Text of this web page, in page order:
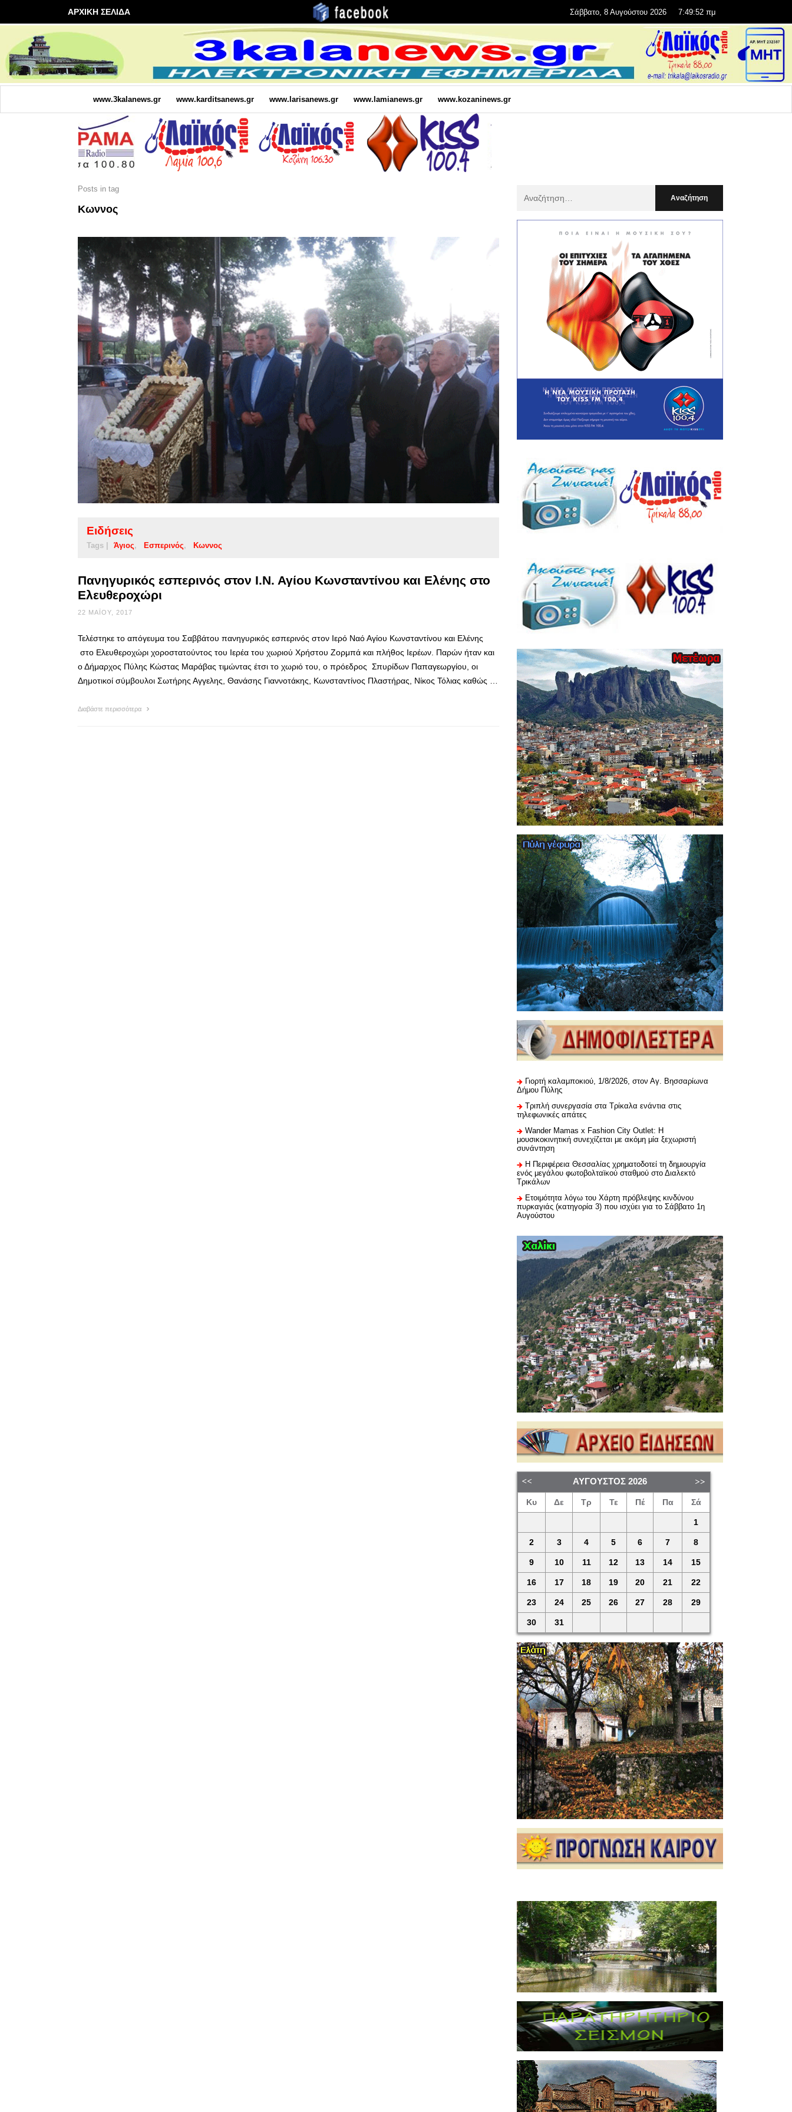
ΑΡΧΙΚΗ ΣΕΛΙΔΑ Σάββατο, 8 Αυγούστου 2026 7:49:53 πμ
www.3kalanews.gr www.karditsanews.gr www.larisanews.gr www.lamianews.gr www.kozaninews.gr
Posts in tag
Κωννος
Ειδήσεις
Tags | Άγιος Εσπερινός Κωννος
Πανηγυρικός εσπερινός στον Ι.Ν. Αγίου Κωνσταντίνου και Ελένης στο
Ελευθεροχώρι
22 ΜΑΪ́ΟΥ, 2017
Τελέστηκε το απόγευμα του Σαββάτου πανηγυρικός εσπερινός στον Iερό Ναό Αγίου Κωνσταντίνου και Ελένης
στο Ελευθεροχώρι χοροστατούντος του Ιερέα του χωριού Χρήστου Ζορμπά και πλήθος Ιερέων. Παρών ήταν και
ο Δήμαρχος Πύλης Κώστας Μαράβας τιμώντας έτσι το χωριό του, ο πρόεδρος Σπυρίδων Παπαγεωργίου, οι
Δημοτικοί σύμβουλοι Σωτήρης Αγγελης, Θανάσης Γιαννοτάκης, Κωνσταντίνος Πλαστήρας, Νίκος Τόλιας καθώς …
Διαβάστε περισσότερα
:
Γιορτή καλαμποκιού, 1/8/2026, στον Αγ. Βησσαρίωνα
Δήμου Πύλης
Τριπλή συνεργασία στα Τρίκαλα ενάντια στις
τηλεφωνικές απάτες
Wander Mamas x Fashion City Outlet: Η
μουσικοκινητική συνεχίζεται με ακόμη μία ξεχωριστή
συνάντηση
H Περιφέρεια Θεσσαλίας χρηματοδοτεί τη δημιουργία
ενός μεγάλου φωτοβολταϊκού σταθμού στο Διαλεκτό
Τρικάλων
Ετοιμότητα λόγω του Χάρτη πρόβλεψης κινδύνου
πυρκαγιάς (κατηγορία 3) που ισχύει για το Σάββατο 1η
Αυγούστου
ΑΎΓΟΥΣΤΟΣ 2026
Κυ Δε Τρ Τε Πέ Πα Σά
1
2 3 4 5 6 7 8
9 10 11 12 13 14 15
16 17 18 19 20 21 22
23 24 25 26 27 28 29
30 31